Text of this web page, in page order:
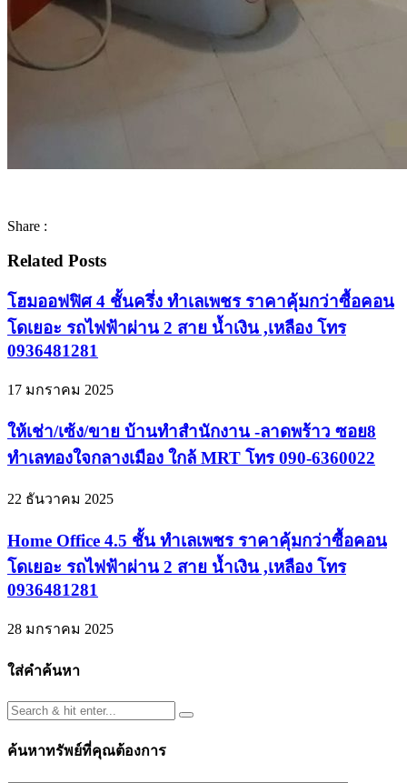
Share :
Related Posts
โฮมออฟฟิศ 4 ชั้นครึ่ง ทำเลเพชร ราคาคุ้มกว่าซื้อคอน
โดเยอะ รถไฟฟ้าผ่าน 2 สาย น้ำเงิน ,เหลือง โทร
0936481281
17 มกราคม 2025
ให้เช่า/เซ้ง/ขาย บ้านทำสำนักงาน -ลาดพร้าว ซอย8
ทำเลทองใจกลางเมือง ใกล้ MRT โทร 090-6360022
22 ธันวาคม 2025
Home Office 4.5 ชั้น ทำเลเพชร ราคาคุ้มกว่าซื้อคอน
โดเยอะ รถไฟฟ้าผ่าน 2 สาย น้ำเงิน ,เหลือง โทร
0936481281
28 มกราคม 2025
ใส่คำค้นหา
ค้นหาทรัพย์ที่คุณต้องการ